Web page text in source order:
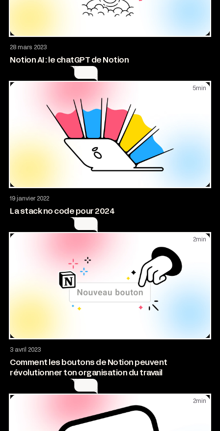
28 mars 2023
Notion AI : le chatGPT de Notion
19 janvier 2022
La stack no code pour 2024
5 min
3 avril 2023
Comment les boutons de Notion peuvent
révolutionner ton organisation du travail
2 min
2 min